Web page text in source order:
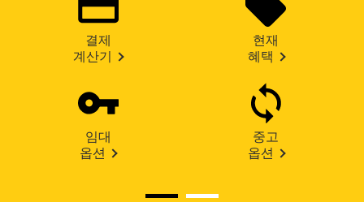
결제
계산기
현재
혜택
임대
옵션
중고
옵션